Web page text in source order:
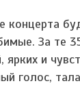
концерта
За те
ярких и
голос,